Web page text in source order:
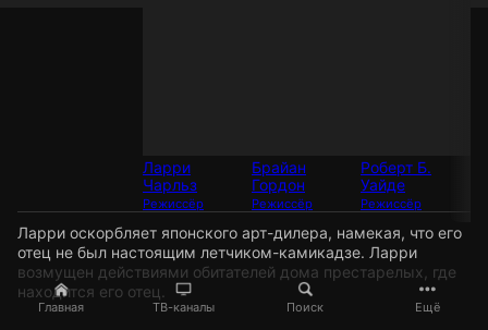
Главная ТВ-каналы Поиск Ещё
Ларри
Чарльз
Режиссёр
Брайан
Гордон
Режиссёр
Роберт Б.
Уайде
Режиссёр
Ларри оскорбляет японского арт-дилера, намекая, что его
отец не был настоящим летчиком-камикадзе. Ларри
возмущен действиями обитателей дома престарелых, где
находится его отец.